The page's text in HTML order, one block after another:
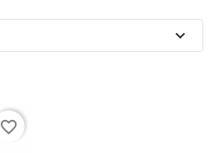
expand_more
favorite_border